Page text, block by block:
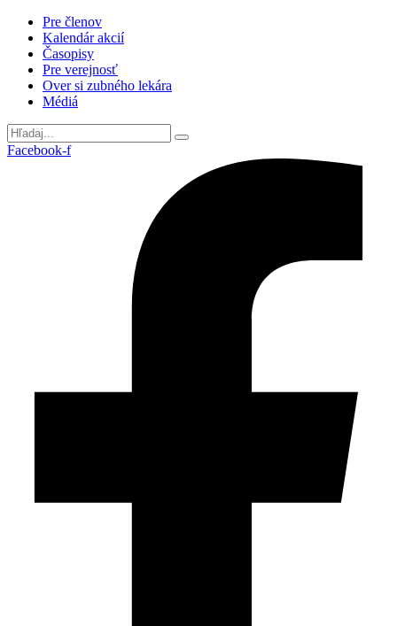
Preskočiť
obsah
Pre členov
Kalendár akcií
Časopisy
Pre verejnosť
Over si zubného lekára
Médiá
Facebook-f